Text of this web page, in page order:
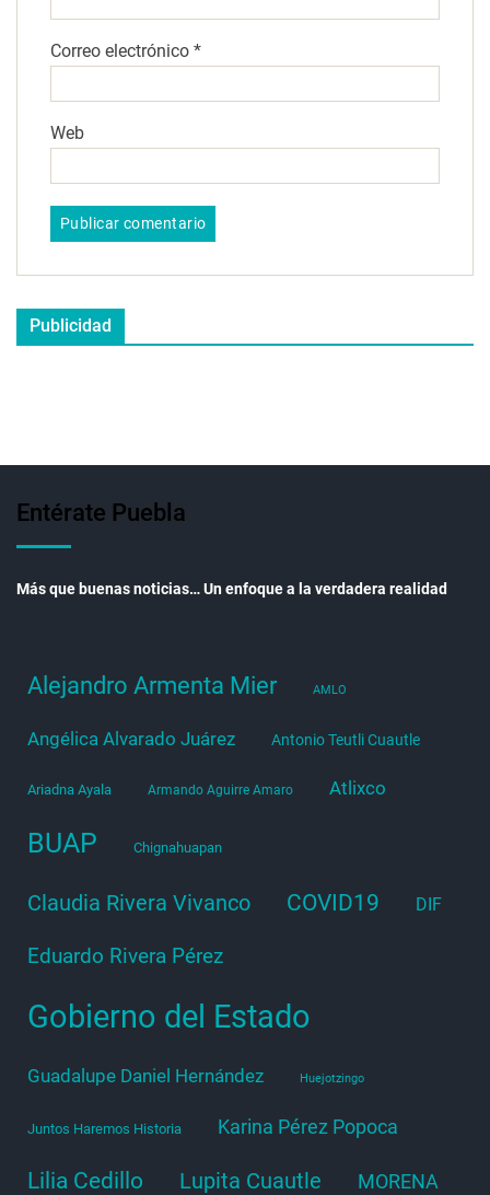
Correo electrónico *
Web
Publicidad
Entérate Puebla
Más que buenas noticias… Un enfoque a la verdadera realidad
Alejandro Armenta Mier AMLO
Angélica Alvarado Juárez Antonio Teutli Cuautle
Ariadna Ayala Armando Aguirre Amaro Atlixco
BUAP Chignahuapan
Claudia Rivera Vivanco COVID19 DIF
Eduardo Rivera Pérez
Gobierno del Estado
Guadalupe Daniel Hernández Huejotzingo
Juntos Haremos Historia Karina Pérez Popoca
Lilia Cedillo Lupita Cuautle MORENA